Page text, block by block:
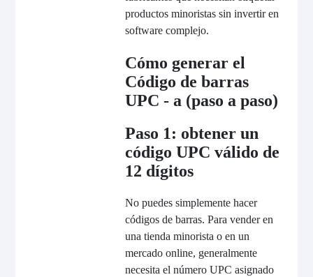
productos minoristas sin invertir en
software complejo.
Cómo generar el
Código de barras
UPC - a (paso a paso)
Paso 1: obtener un
código UPC válido de
12 dígitos
No puedes simplemente hacer
códigos de barras. Para vender en
una tienda minorista o en un
mercado online, generalmente
necesita el número UPC asignado